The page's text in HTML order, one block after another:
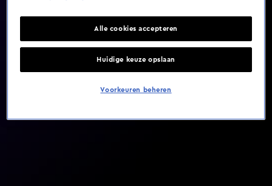
Alle cookies accepteren
Huidige keuze opslaan
Voorkeuren beheren